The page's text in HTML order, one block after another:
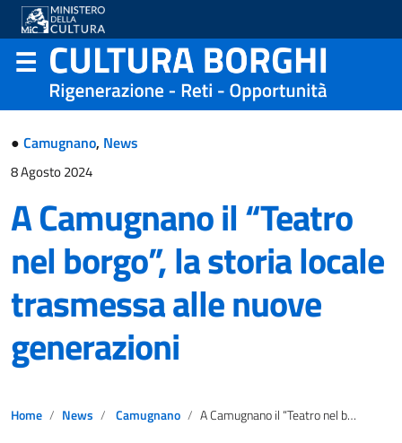
● Camugnano, News
8 Agosto 2024
A Camugnano il “Teatro
nel borgo”, la storia locale
trasmessa alle nuove
generazioni
Home News Camugnano A Camugnano il “Teatro nel borgo”, la storia locale trasmessa alle nuove generazioni